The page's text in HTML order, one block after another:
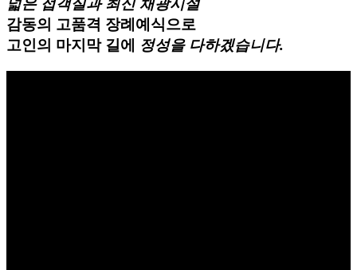
넓은 접객실과 최신 채광시설
감동의 고품격 장례예식으로
고인의 마지막 길에 정성을 다하겠습니다.